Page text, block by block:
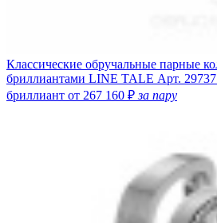
Классические обручальные парные
бриллиантами LINE TALE Арт. 29737
бриллиант от 267 160 ₽за пару